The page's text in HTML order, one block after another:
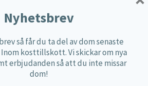
10 mg
714 %
100 mcg
4000 %
80 mcg
40 %
60 mcg
120 %
Nyhetsbrev
så får du ta del av dom senaste
kosttillskott. Vi skickar om nya
erbjudanden så att du inte missar
dom!